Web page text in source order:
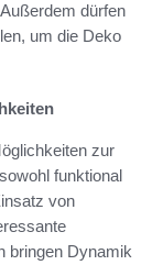
dürfen
um die Deko
zur
funktional
von
bringen Dynamik